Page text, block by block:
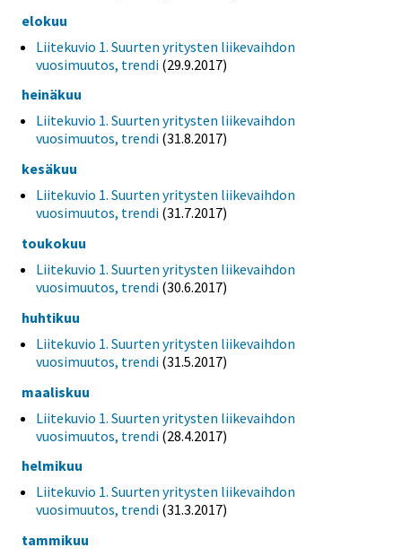
elokuu
Liitekuvio 1. Suurten yritysten liikevaihdon
vuosimuutos, trendi (29.9.2017)
heinäkuu
Liitekuvio 1. Suurten yritysten liikevaihdon
vuosimuutos, trendi (31.8.2017)
kesäkuu
Liitekuvio 1. Suurten yritysten liikevaihdon
vuosimuutos, trendi (31.7.2017)
toukokuu
Liitekuvio 1. Suurten yritysten liikevaihdon
vuosimuutos, trendi (30.6.2017)
huhtikuu
Liitekuvio 1. Suurten yritysten liikevaihdon
vuosimuutos, trendi (31.5.2017)
maaliskuu
Liitekuvio 1. Suurten yritysten liikevaihdon
vuosimuutos, trendi (28.4.2017)
helmikuu
Liitekuvio 1. Suurten yritysten liikevaihdon
vuosimuutos, trendi (31.3.2017)
tammikuu